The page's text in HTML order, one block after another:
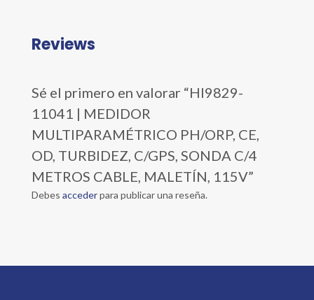
Reviews
Sé el primero en valorar “HI9829-
11041 | MEDIDOR
MULTIPARAMÉTRICO PH/ORP, CE,
OD, TURBIDEZ, C/GPS, SONDA C/4
METROS CABLE, MALETÍN, 115V”
Debes accederpara publicar una reseña.